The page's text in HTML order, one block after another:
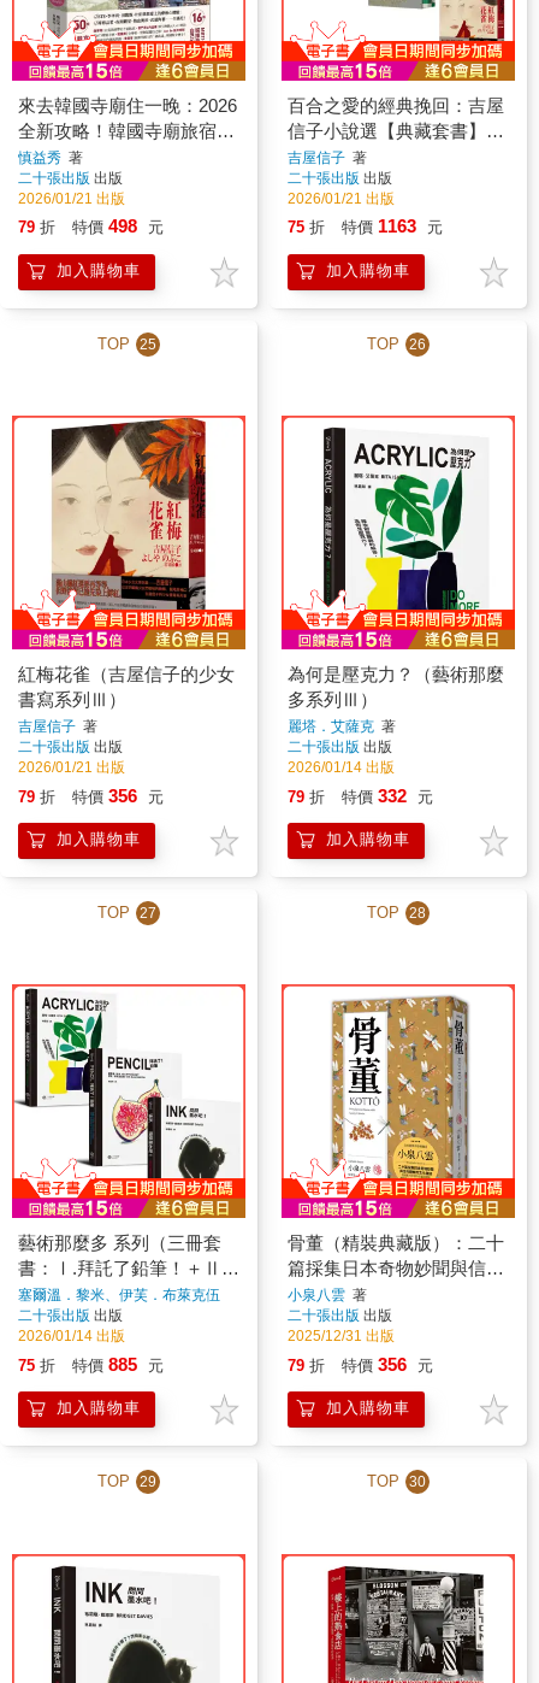
來去韓國寺廟住一晚：2026
全新攻略！韓國寺廟旅宿
Temple Stay 50
慎益秀 著
二十張出版 出版
2026/01/21 出版
79 折 特價 498 元
加入購物車
百合之愛的經典挽回：吉屋
信子小說選【典藏套書】
（《花物語》、《閣樓裡的
少女》、《紅梅花雀》）
吉屋信子 著
二十張出版 出版
2026/01/21 出版
75 折 特價 1163 元
加入購物車
TOP 25
紅梅花雀（吉屋信子的少女
書寫系列Ⅲ）
吉屋信子 著
二十張出版 出版
2026/01/21 出版
79 折 特價 356 元
加入購物車
TOP 26
為何是壓克力？（藝術那麼
多系列Ⅲ）
麗塔．艾薩克 著
二十張出版 出版
2026/01/14 出版
79 折 特價 332 元
加入購物車
TOP 27
藝術那麼多 系列（三冊套
書：Ⅰ.拜託了鉛筆！＋Ⅱ.
問問墨水吧！＋Ⅲ.為何是壓
克力？）
塞爾溫．黎米、伊芙．布萊克伍
德、布莉琪．戴維斯
二十張出版 出版
2026/01/14 出版
75 折 特價 885 元
加入購物車
TOP 28
骨董（精裝典藏版）：二十
篇採集日本奇物妙聞與信仰
觀察的文化雜談
小泉八雲 著
二十張出版 出版
2025/12/31 出版
79 折 特價 356 元
加入購物車
TOP 29 TOP 30